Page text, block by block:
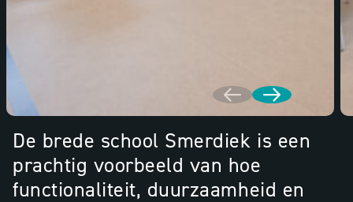
De brede school Smerdiek is een
prachtig voorbeeld van hoe
functionaliteit, duurzaamheid en